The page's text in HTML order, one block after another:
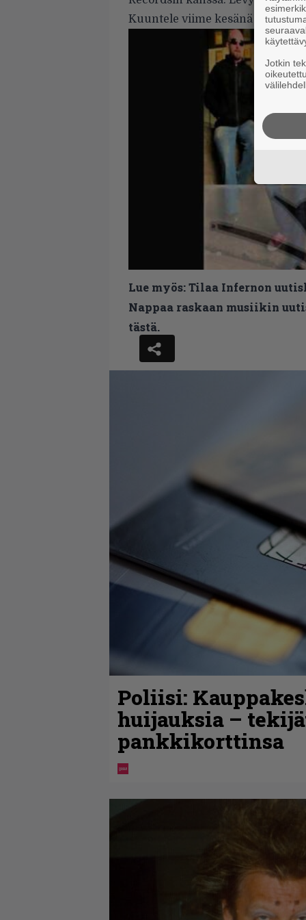
Kuuntele viime kesänä julkaistu
Lue myös:Tilaa Infernon
Nappaa raskaan musiikin
tästä.
Poliisi:
huijauksia –
pankkikorttinsa
Jotkin